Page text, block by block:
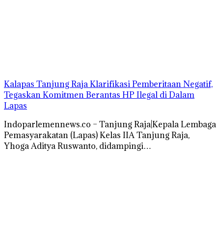
Kalapas Tanjung Raja Klarifikasi Pemberitaan Negatif,
Tegaskan Komitmen Berantas HP Ilegal di Dalam
Lapas
Indoparlemennews.co – Tanjung Raja|Kepala Lembaga
Pemasyarakatan (Lapas) Kelas IIA Tanjung Raja,
Yhoga Aditya Ruswanto, didampingi…